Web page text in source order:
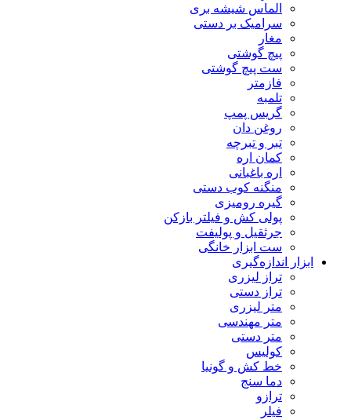
الماس شیشه بری
سرامیک بر دستی
مغار
پیچ گوشتی
ست پیچ گوشتی
فازمتر
تلمبه
گریس پمپ
روغن دان
تبر و تبرچه
کمان اره
اره باغبانی
منگنه کوب دستی
گیره رومیزی
پولی کش و فیلتر بازکن
جرثقیل و پولیفت
ست ابزار خانگی
ابزار اندازه‌گیری
تراز لیزری
تراز دستی
متر لیزری
متر مهندسی
متر دستی
کولیس
خط کش و گونیا
دما سنج
ترازو
فیلر